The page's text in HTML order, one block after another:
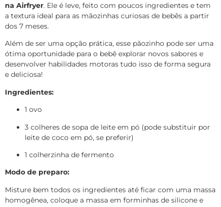
na Airfryer. Ele é leve, feito com poucos ingredientes e tem
a textura ideal para as mãozinhas curiosas de bebês a partir
dos 7 meses.
Além de ser uma opção prática, esse pãozinho pode ser uma
ótima oportunidade para o bebê explorar novos sabores e
desenvolver habilidades motoras tudo isso de forma segura
e deliciosa!
Ingredientes:
1 ovo
3 colheres de sopa de leite em pó (pode substituir por
leite de coco em pó, se preferir)
1 colherzinha de fermento
Modo de preparo:
Misture bem todos os ingredientes até ficar com uma massa
homogênea, coloque a massa em forminhas de silicone e